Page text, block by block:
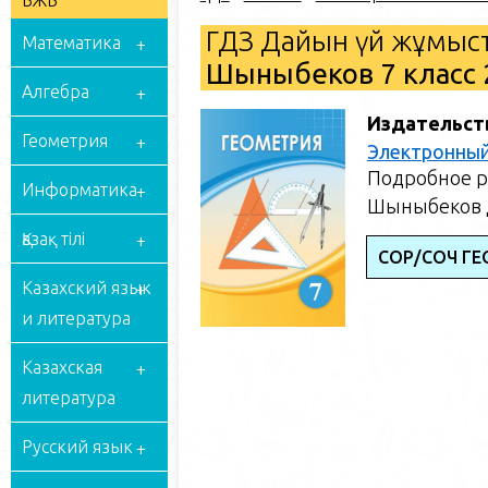
Математика
Алгебра
Геометрия
Информатика
Қазақ тілі
Казахский язык
и литература
Казахская
литература
Русский язык
ГДЗ Дайын үй
Шыныбеков 7 класс
Подробное
Шыныбеков
СОР/СОЧ